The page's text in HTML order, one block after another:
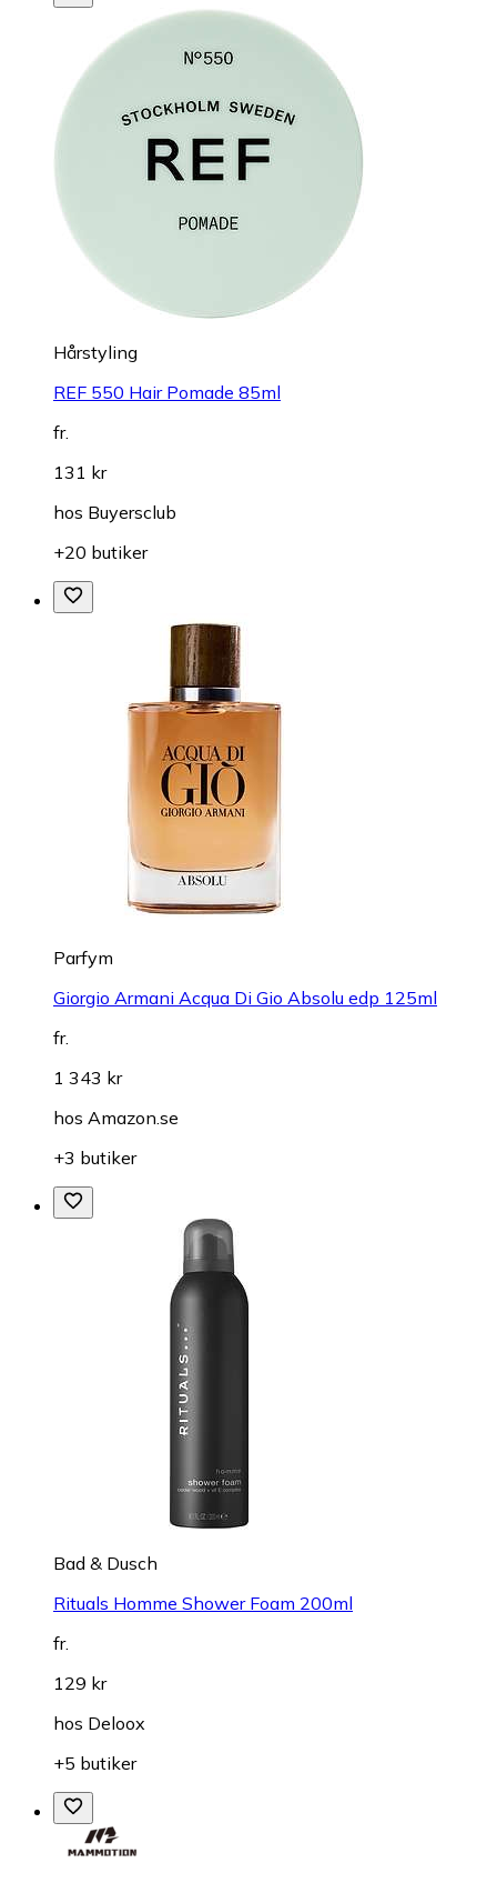
Hårstyling
REF 550 Hair Pomade 85ml
fr.
131 kr
hos Buyersclub
+20 butiker
Parfym
Giorgio Armani Acqua Di Gio Absolu edp 125ml
fr.
1 343 kr
hos Amazon.se
+3 butiker
Bad & Dusch
Rituals Homme Shower Foam 200ml
fr.
129 kr
hos Deloox
+5 butiker